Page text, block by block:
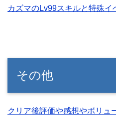
カズマのLv99スキルと特殊イ
その他
クリア後評価や感想やボリュ